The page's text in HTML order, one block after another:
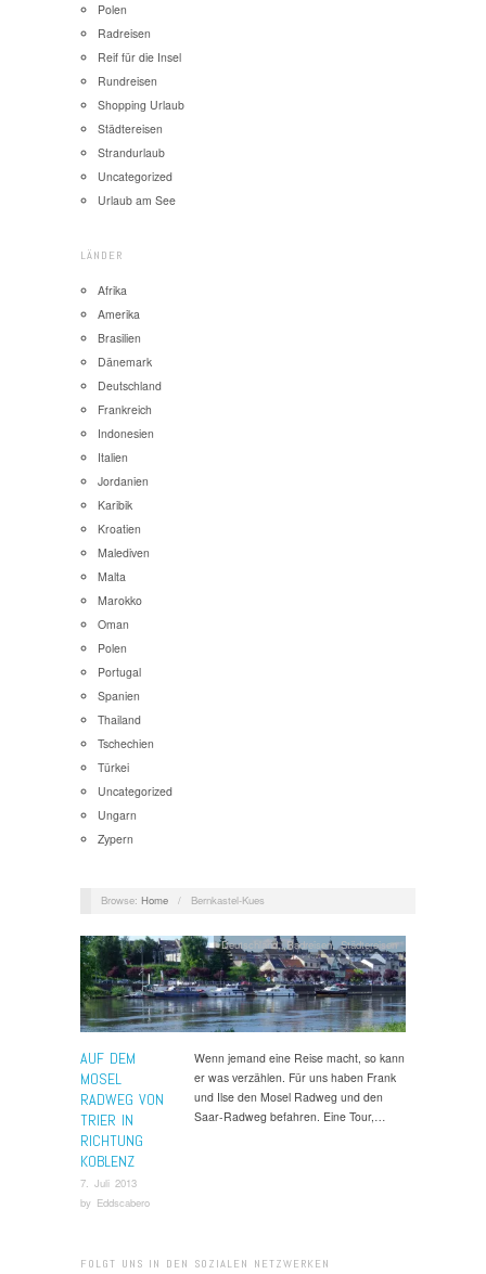
Polen
Radreisen
Reif für die Insel
Rundreisen
Shopping Urlaub
Städtereisen
Strandurlaub
Uncategorized
Urlaub am See
LÄNDER
Afrika
Amerika
Brasilien
Dänemark
Deutschland
Frankreich
Indonesien
Italien
Jordanien
Karibik
Kroatien
Malediven
Malta
Marokko
Oman
Polen
Portugal
Spanien
Thailand
Tschechien
Türkei
Uncategorized
Ungarn
Zypern
Browse: Home / Bernkastel-Kues
AUF DEM
MOSEL
RADWEG VON
TRIER IN
RICHTUNG
KOBLENZ
7. Juli 2013
by Eddscabero
Deutschland,Radreisen,Städtereisen
Wenn jemand eine Reise macht, so kann
er was verzählen. Für uns haben Frank
und Ilse den Mosel Radweg und den
Saar-Radweg befahren. Eine Tour,…
FOLGT UNS IN DEN SOZIALEN NETZWERKEN